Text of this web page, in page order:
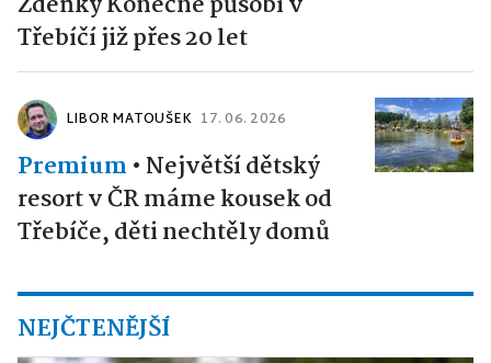
Třebíčí již přes 20 let
LIBOR MATOUŠEK 17. 06. 2026
Premium • Největší dětský
resort v ČR máme kousek od
Třebíče, děti nechtěly domů
NEJČTENĚJŠÍ